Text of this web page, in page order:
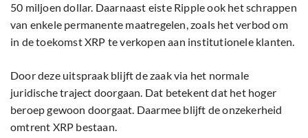
50 miljoen dollar. Daarnaast eiste Ripple ook het schrappen
van enkele permanente maatregelen, zoals het verbod om
in de toekomst XRP te verkopen aan institutionele klanten.
Door deze uitspraak blijft de zaak via het normale
juridische traject doorgaan. Dat betekent dat het hoger
beroep gewoon doorgaat. Daarmee blijft de onzekerheid
omtrent XRP bestaan.